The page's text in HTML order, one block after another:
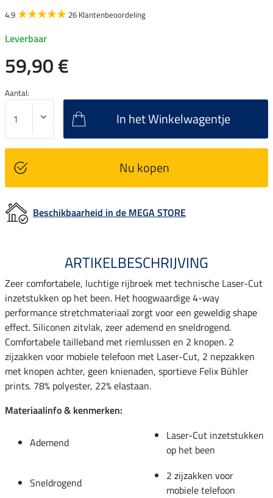
4.9 26 Klantenbeoordeling
Leverbaar
59,90 €
Aantal:
In het Winkelwagentje
Nu kopen
Beschikbaarheid in de MEGA STORE
ARTIKELBESCHRIJVING
Zeer comfortabele, luchtige rijbroek met technische Laser-Cut
inzetstukken op het been. Het hoogwaardige 4-way
performance stretchmateriaal zorgt voor een geweldig shape
effect. Siliconen zitvlak, zeer ademend en sneldrogend.
Comfortabele tailleband met riemlussen en 2 knopen. 2
zijzakken voor mobiele telefoon met Laser-Cut, 2 nepzakken
met knopen achter, geen knienaden, sportieve Felix Bühler
prints. 78% polyester, 22% elastaan.
Materiaalinfo & kenmerken:
Ademend
Laser-Cut inzetstukken
op het been
Sneldrogend
2 zijzakken voor
mobiele telefoon